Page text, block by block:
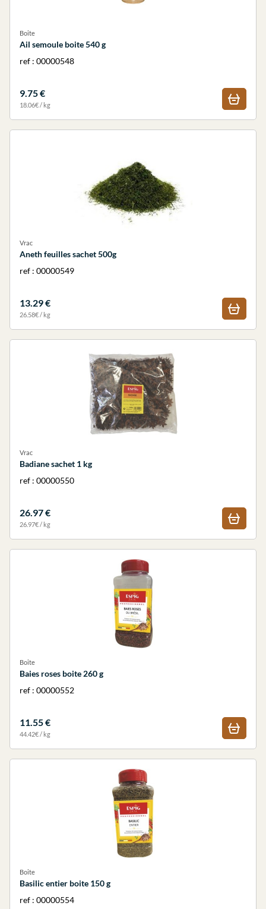
Boite
Ail semoule boite 540 g
ref : 00000548
9.75 €
18.06€ / kg
Vrac
Aneth feuilles sachet 500g
ref : 00000549
13.29 €
26.58€ / kg
Vrac
Badiane sachet 1 kg
ref : 00000550
26.97 €
26.97€ / kg
Boite
Baies roses boite 260 g
ref : 00000552
11.55 €
44.42€ / kg
Boite
Basilic entier boite 150 g
ref : 00000554